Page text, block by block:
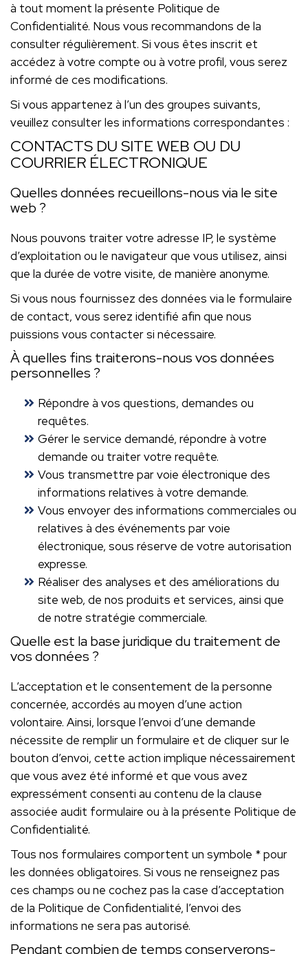
à tout moment la présente Politique de
Confidentialité. Nous vous recommandons de la
consulter régulièrement. Si vous êtes inscrit et
accédez à votre compte ou à votre profil, vous serez
informé de ces modifications.
Si vous appartenez à l’un des groupes suivants,
veuillez consulter les informations correspondantes :
CONTACTS DU SITE WEB OU DU
COURRIER ÉLECTRONIQUE
Quelles données recueillons-nous via le site
web ?
Nous pouvons traiter votre adresse IP, le système
d’exploitation ou le navigateur que vous utilisez, ainsi
que la durée de votre visite, de manière anonyme.
Si vous nous fournissez des données via le formulaire
de contact, vous serez identifié afin que nous
puissions vous contacter si nécessaire.
À quelles fins traiterons-nous vos données
personnelles ?
Répondre à vos questions, demandes ou
requêtes.
Gérer le service demandé, répondre à votre
demande ou traiter votre requête.
Vous transmettre par voie électronique des
informations relatives à votre demande.
Vous envoyer des informations commerciales ou
relatives à des événements par voie
électronique, sous réserve de votre autorisation
expresse.
Réaliser des analyses et des améliorations du
site web, de nos produits et services, ainsi que
de notre stratégie commerciale.
Quelle est la base juridique du traitement de
vos données ?
L’acceptation et le consentement de la personne
concernée, accordés au moyen d’une action
volontaire. Ainsi, lorsque l’envoi d’une demande
nécessite de remplir un formulaire et de cliquer sur le
bouton d’envoi, cette action implique nécessairement
que vous avez été informé et que vous avez
expressément consenti au contenu de la clause
associée audit formulaire ou à la présente Politique de
Confidentialité.
Tous nos formulaires comportent un symbole * pour
les données obligatoires. Si vous ne renseignez pas
ces champs ou ne cochez pas la case d’acceptation
de la Politique de Confidentialité, l’envoi des
informations ne sera pas autorisé.
Pendant combien de temps conserverons-